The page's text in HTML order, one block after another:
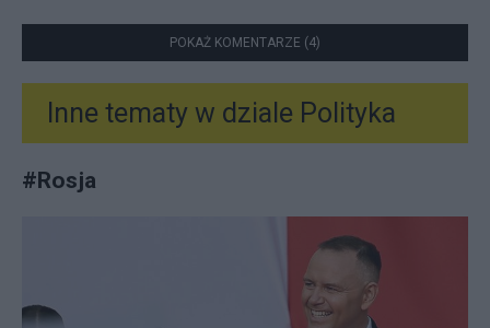
POKAŻ KOMENTARZE (4)
Inne tematy w dziale Polityka
#Rosja